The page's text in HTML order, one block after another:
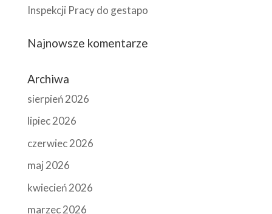
Inspekcji Pracy do gestapo
Najnowsze komentarze
Archiwa
sierpień 2026
lipiec 2026
czerwiec 2026
maj 2026
kwiecień 2026
marzec 2026